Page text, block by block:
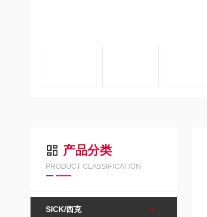
产品分类
PRODUCT CLASSIFICATION
SICK/西克